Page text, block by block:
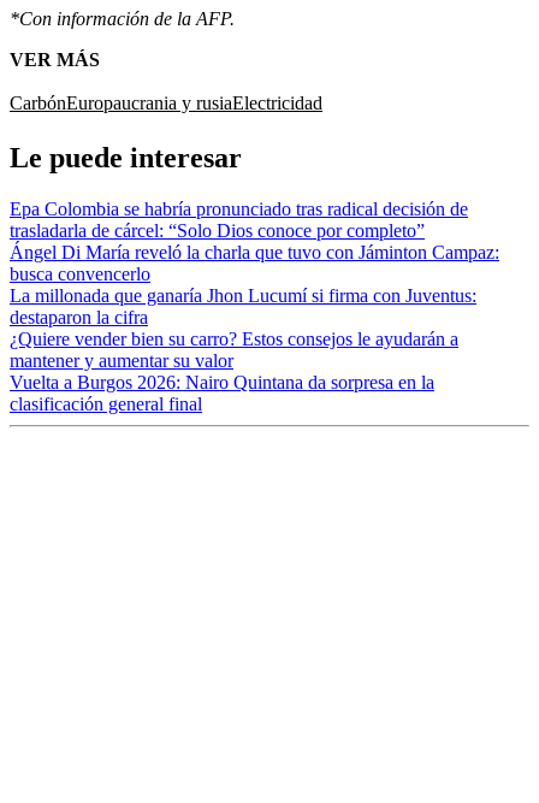
*Con información de la AFP.
VER MÁS
CarbónEuropaucrania y rusiaElectricidad
Le puede interesar
Epa Colombia se habría pronunciado tras radical decisión de
trasladarla de cárcel: “Solo Dios conoce por completo”
Ángel Di María reveló la charla que tuvo con Jáminton Campaz:
busca convencerlo
La millonada que ganaría Jhon Lucumí si firma con Juventus:
destaparon la cifra
¿Quiere vender bien su carro? Estos consejos le ayudarán a
mantener y aumentar su valor
Vuelta a Burgos 2026: Nairo Quintana da sorpresa en la
clasificación general final